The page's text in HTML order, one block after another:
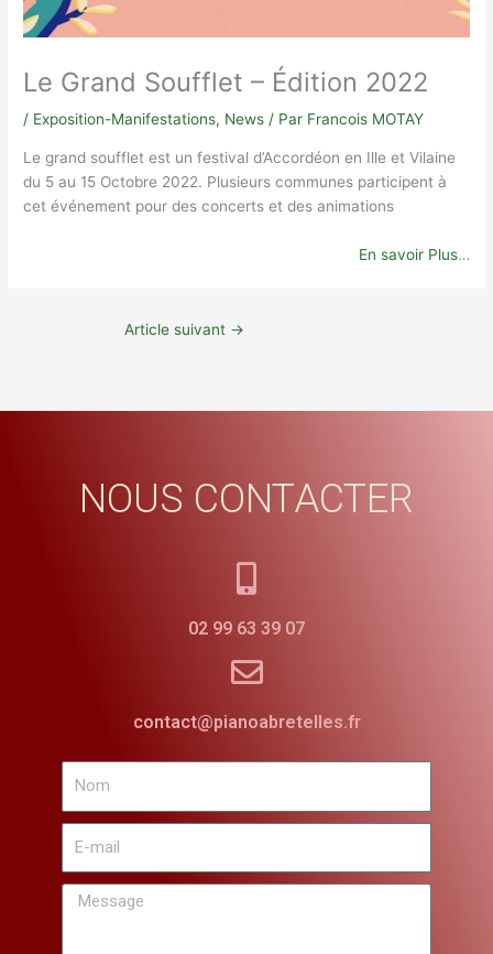
Le Grand Soufflet – Édition 2022
/ Exposition-Manifestations, News / Par Francois MOTAY
Le grand soufflet est un festival d’Accordéon en Ille et Vilaine
du 5 au 15 Octobre 2022. Plusieurs communes participent à
cet événement pour des concerts et des animations
En savoir Plus…
Article suivant →
NOUS CONTACTER
02 99 63 39 07
contact@pianoabretelles.fr
mail
Message